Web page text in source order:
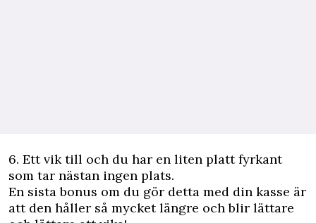
6. Ett vik till och du har en liten platt fyrkant
som tar nästan ingen plats.
En sista bonus om du gör detta med din kasse är
att den håller så mycket längre och blir lättare